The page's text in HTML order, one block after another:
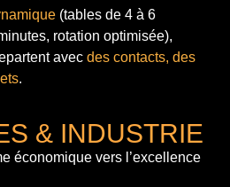
(tables de 4 à 6
rotation optimisée),
avec des contacts, des
.
& INDUSTRIE
économique vers l’excellence